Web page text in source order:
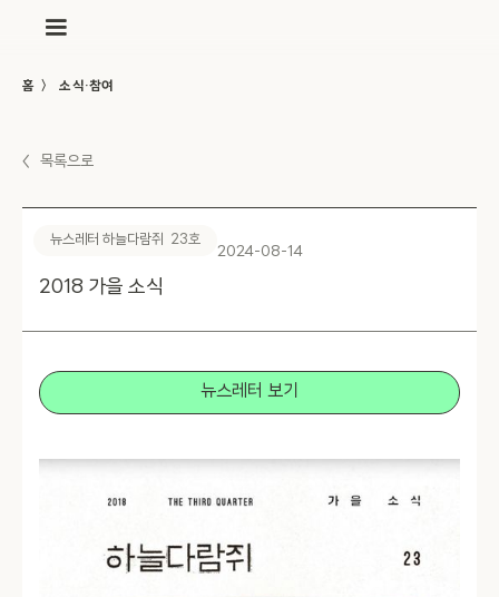
홈 〉 소식·참여
〈 목록으로
뉴스레터 하늘다람쥐 23호
2024-08-14
2018 가을 소식
뉴스레터 보기